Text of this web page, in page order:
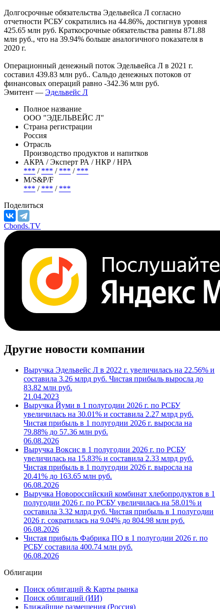
Долгосрочные обязательства Эдельвейса Л согласно
отчетности РСБУ сократились на 44.86%, достигнув уровня
425.65 млн руб. Краткосрочные обязательства равны 871.88
млн руб., что на 39.94% больше аналогичного показателя в
2020 г.
Операционный денежный поток Эдельвейса Л в 2021 г.
составил 439.83 млн руб.. Сальдо денежных потоков от
финансовых операций равно -342.36 млн руб.
Эмитент — Эдельвейс Л
Полное название
ООО "ЭДЕЛЬВЕЙС Л"
Страна регистрации
Россия
Отрасль
Производство продуктов и напитков
АКРА / Эксперт РА / НКР / НРА
*** / *** / *** / ***
М/S&P/F
*** / *** / ***
Поделиться
Cbonds.TV
Другие новости компании
Выручка Эдельвейс Л в 2022 г. увеличилась на 22.56% и
составила 3.26 млрд руб. Чистая прибыль выросла до
83.82 млн руб.
21.04.2023
Выручка Йуми в 1 полугодии 2026 г. по РСБУ
увеличилась на 30.01% и составила 2.27 млрд руб.
Чистая прибыль в 1 полугодии 2026 г. выросла на
79.88% до 57.36 млн руб.
06.08.2026
Выручка Воксис в 1 полугодии 2026 г. по РСБУ
увеличилась на 15.83% и составила 2.33 млрд руб.
Чистая прибыль в 1 полугодии 2026 г. выросла на
20.41% до 163.65 млн руб.
06.08.2026
Выручка Новороссийский комбинат хлебопродуктов в 1
полугодии 2026 г. по РСБУ увеличилась на 58.01% и
составила 3.32 млрд руб. Чистая прибыль в 1 полугодии
2026 г. сократилась на 9.04% до 804.98 млн руб.
06.08.2026
Чистая прибыль Фабрика ПО в 1 полугодии 2026 г. по
РСБУ составила 400.74 млн руб.
06.08.2026
Облигации
Поиск облигаций & Карты рынка
Поиск облигаций (ИИ)
Ближайшие размещения (Россия)